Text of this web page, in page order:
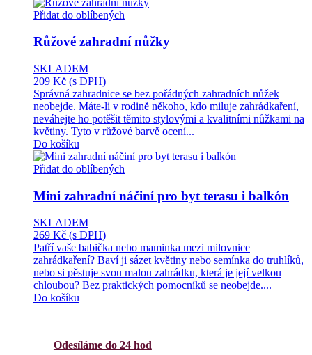
Přidat do oblíbených
Růžové zahradní nůžky
SKLADEM
209 Kč (s DPH)
Správná zahradnice se bez pořádných zahradních nůžek
neobejde. Máte-li v rodině někoho, kdo miluje zahrádkaření,
neváhejte ho potěšit těmito stylovými a kvalitními nůžkami na
květiny. Tyto v růžové barvě ocení...
Do košíku
Přidat do oblíbených
Mini zahradní náčiní pro byt terasu i balkón
SKLADEM
269 Kč (s DPH)
Patří vaše babička nebo maminka mezi milovnice
zahrádkaření? Baví ji sázet květiny nebo semínka do truhlíků,
nebo si pěstuje svou malou zahrádku, která je její velkou
chloubou? Bez praktických pomocníků se neobejde....
Do košíku
Odesíláme do 24 hod